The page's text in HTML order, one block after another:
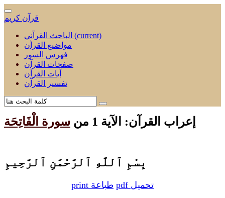
قرآن كريم
(current)
مواضيع القرأن
فهرس السور
صفحات القرآن
آيات القرآن
تفسير القرآن
إعراب القرآن: الآية 1 من سورة الْفَاتِحَة
بِسْمِ ٱللَّهِ ٱلرَّحْمَٰنِ ٱلرَّحِيمِ
print طباعة pdf تحميل